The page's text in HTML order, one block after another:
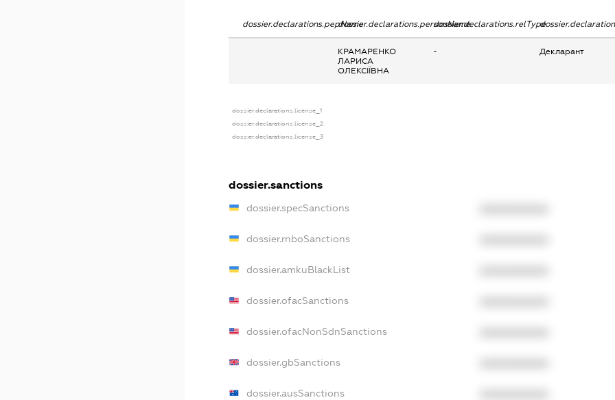
dossier.declarations.pepNamedossier.declarations.personNamedossier.declarations.relType
КРАМАРЕНКО
ЛАРИСА
ОЛЕКСІЇВНА
- Декларант
dossier.declarations.license_1
dossier.declarations.license_2
dossier.declarations.license_3
dossier.sanctions
dossier.specSanctions
dossier.rnboSanctions
dossier.amkuBlackList
dossier.ofacSanctions
dossier.ofacNonSdnSanctions
dossier.gbSanctions
dossier.ausSanctions